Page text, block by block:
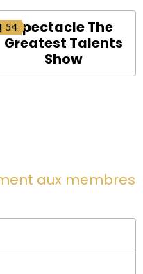
54Spectacle The
Greatest Talents
Show
aux membres